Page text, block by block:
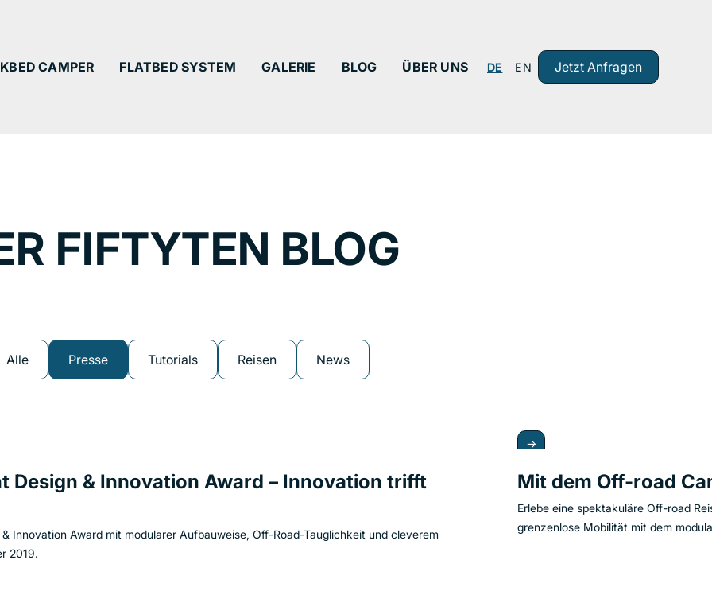
CAMPER FLATBED SYSTEM GALERIE BLOG ÜBER UNS DE EN Jetzt Anfragen
FIFTYTEN BLOG
Alle Presse Tutorials Reisen News
Design & Innovation Award – Innovation trifft
Innovation Award mit modularer Aufbauweise, Off-Road-Tauglichkeit und cleverem
2019.
→
Mit dem Off-road
Erlebe eine spektakuläre Off-road
grenzenlose Mobilität mit dem